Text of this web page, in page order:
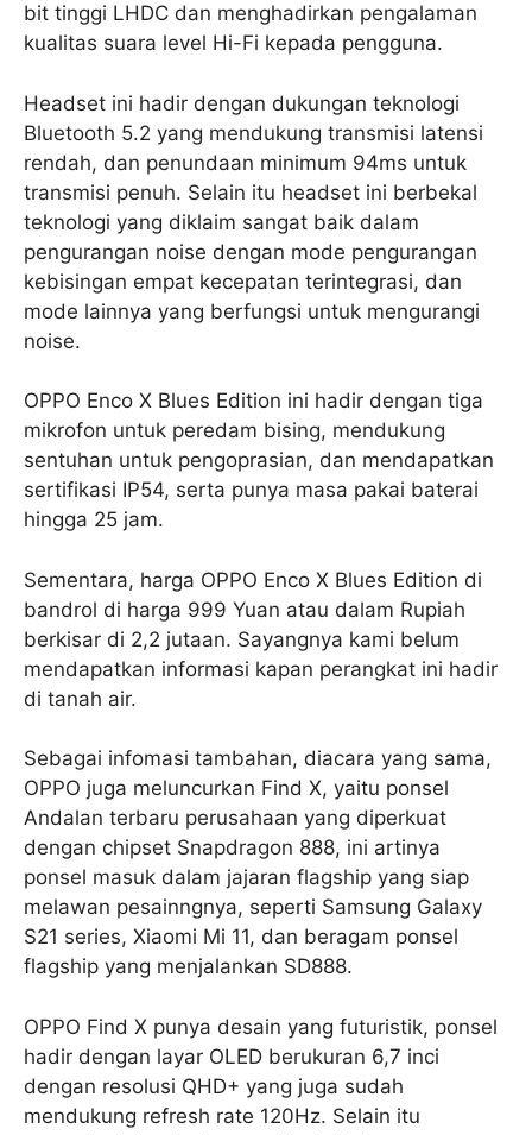
bit tinggi LHDC dan menghadirkan pengalaman
kualitas suara level Hi-Fi kepada pengguna.
Headset ini hadir dengan dukungan teknologi
Bluetooth 5.2 yang mendukung transmisi latensi
rendah, dan penundaan minimum 94ms untuk
transmisi penuh. Selain itu headset ini berbekal
teknologi yang diklaim sangat baik dalam
pengurangan noise dengan mode pengurangan
kebisingan empat kecepatan terintegrasi, dan
mode lainnya yang berfungsi untuk mengurangi
noise.
OPPO Enco X Blues Edition ini hadir dengan tiga
mikrofon untuk peredam bising, mendukung
sentuhan untuk pengoprasian, dan mendapatkan
sertifikasi IP54, serta punya masa pakai baterai
hingga 25 jam.
Sementara, harga OPPO Enco X Blues Edition di
bandrol di harga 999 Yuan atau dalam Rupiah
berkisar di 2,2 jutaan. Sayangnya kami belum
mendapatkan informasi kapan perangkat ini hadir
di tanah air.
Sebagai infomasi tambahan, diacara yang sama,
OPPO juga meluncurkan Find X, yaitu ponsel
Andalan terbaru perusahaan yang diperkuat
dengan chipset Snapdragon 888, ini artinya
ponsel masuk dalam jajaran flagship yang siap
melawan pesainngnya, seperti Samsung Galaxy
S21 series, Xiaomi Mi 11, dan beragam ponsel
flagship yang menjalankan SD888.
OPPO Find X punya desain yang futuristik, ponsel
hadir dengan layar OLED berukuran 6,7 inci
dengan resolusi QHD+ yang juga sudah
mendukung refresh rate 120Hz. Selain itu